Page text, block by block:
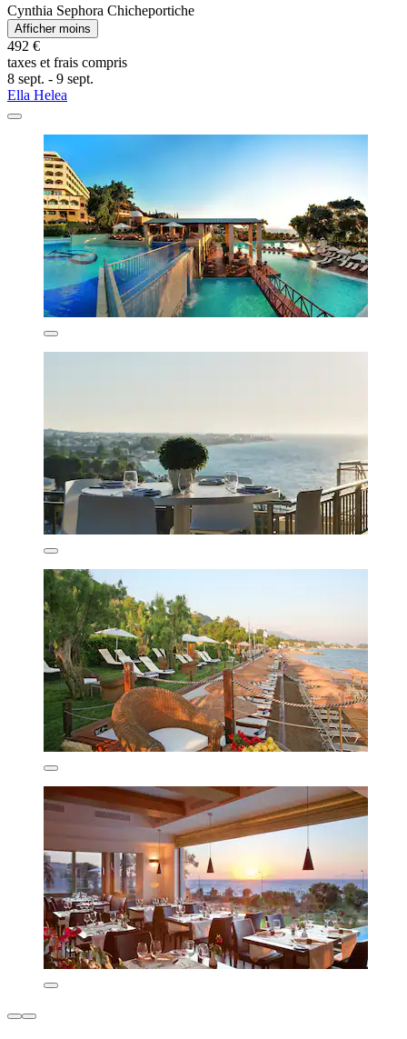
Cynthia Sephora Chicheportiche
Afficher moins
492 €
taxes et frais compris
8 sept. - 9 sept.
Ella Helea